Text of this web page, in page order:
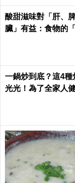
酸甜滋味對「肝、
臟」有益：食物的
一鍋炒到底？這4
光光！為了全家人